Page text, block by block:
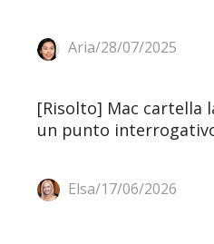
Aria/28/07/2025
[Risolto] Mac cartella
un punto
Elsa/17/06/2026